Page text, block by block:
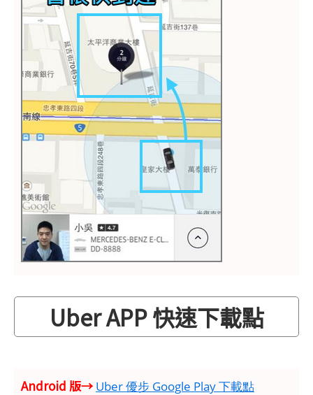
Uber APP 快速下載點
Android 版→ Uber 優步 Google Play 下載點